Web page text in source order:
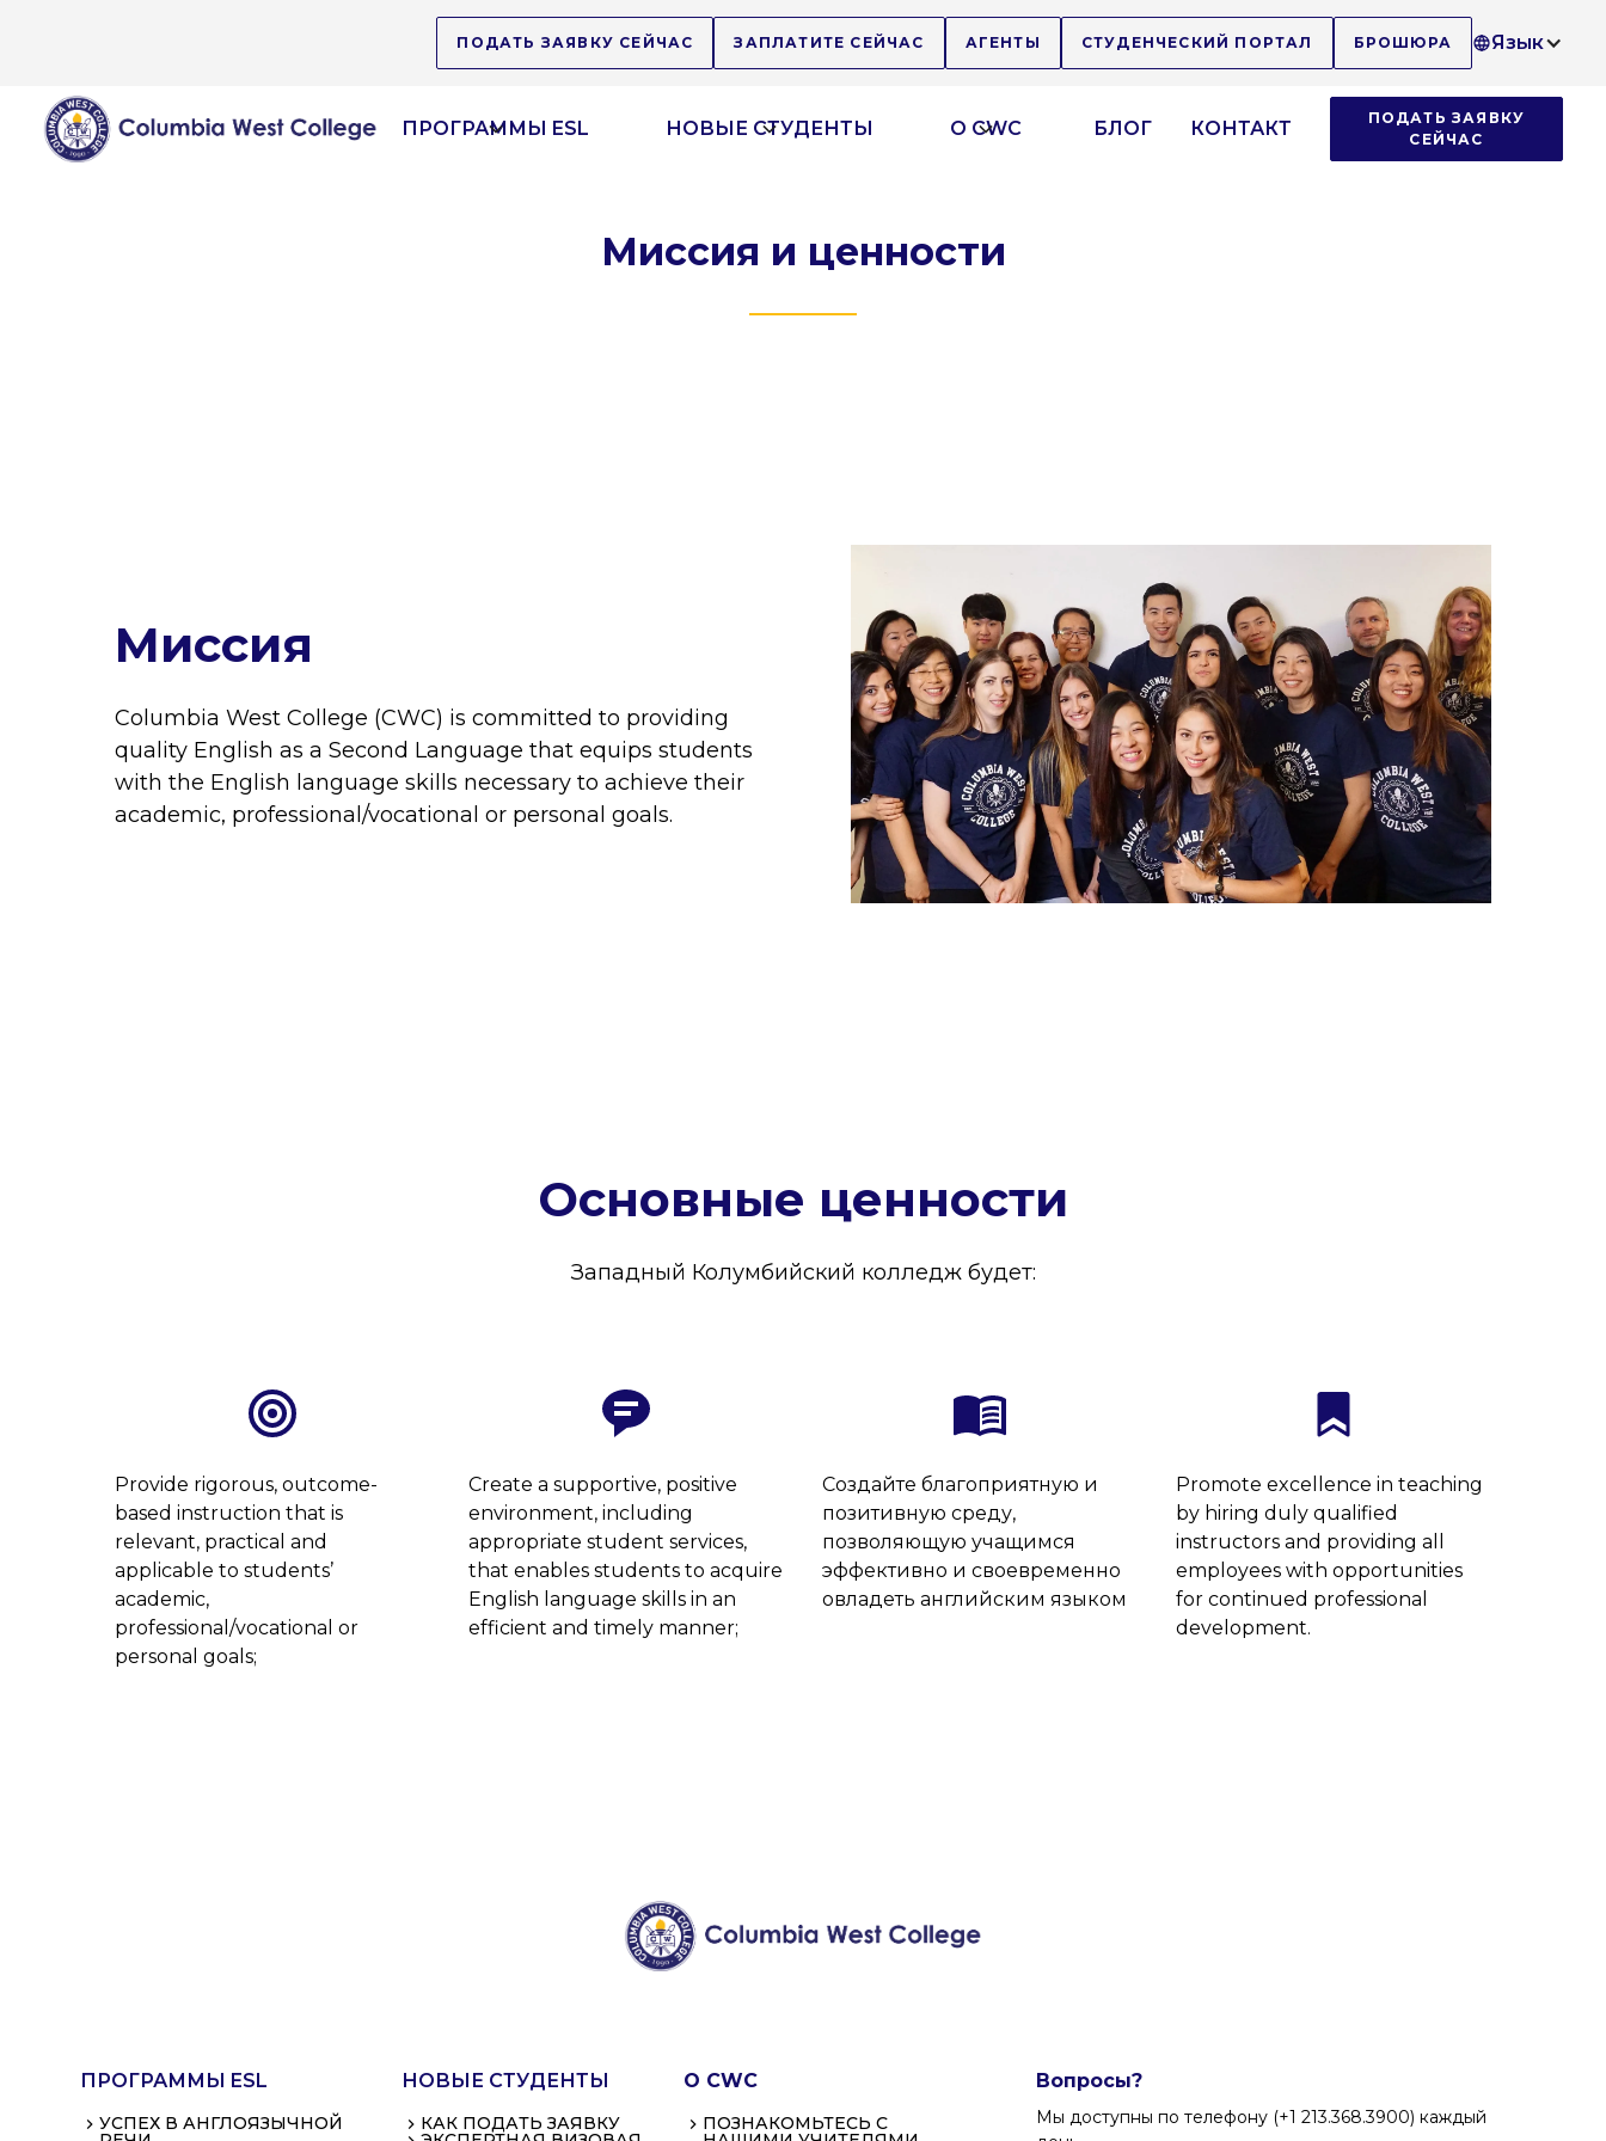
ПОДАТЬ ЗАЯВКУ СЕЙЧАС ЗАПЛАТИТЕ СЕЙЧАС АГЕНТЫ СТУДЕНЧЕСКИЙ ПОРТАЛ БРОШЮРА Язык
ПРОГРАММЫ ESL НОВЫЕ СТУДЕНТЫ О CWC БЛОГ КОНТАКТ
ПОДАТЬ ЗАЯВКУ
СЕЙЧАС
Миссия и ценности
Миссия
Columbia West College (CWC) is committed to providing
quality English as a Second Language that equips students
with the English language skills necessary to achieve their
academic, professional/vocational or personal goals.
Основные ценности
Западный Колумбийский колледж будет:
Provide rigorous, outcome-
based instruction that is
relevant, practical and
applicable to students’
academic,
professional/vocational or
personal goals;
Create a supportive, positive
environment, including
appropriate student services,
that enables students to acquire
English language skills in an
efficient and timely manner;
Создайте благоприятную и
позитивную среду,
позволяющую учащимся
эффективно и своевременно
овладеть английским языком
Promote excellence in teaching
by hiring duly qualified
instructors and providing all
employees with opportunities
for continued professional
development.
ПРОГРАММЫ ESL
УСПЕХ В АНГЛОЯЗЫЧНОЙ
НОВЫЕ СТУДЕНТЫ
КАК ПОДАТЬ ЗАЯВКУ
О CWC
ПОЗНАКОМЬТЕСЬ С
Вопросы?
Мы доступны по телефону (+1 213.368.3900) каждый